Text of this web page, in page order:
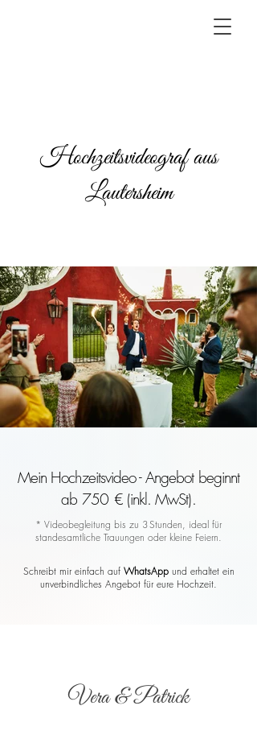
Hochzeitsvideograf aus
Lautersheim
Mein Hochzeitsvideo - Angebot beginnt
ab 750 € (inkl. MwSt).
* Videobegleitung bis zu 3 Stunden, ideal für
standesamtliche Trauungen oder kleine Feiern.
Schreibt mir einfach auf WhatsAppund erhaltet ein
unverbindliches Angebot für eure Hochzeit.
Vera & Patrick